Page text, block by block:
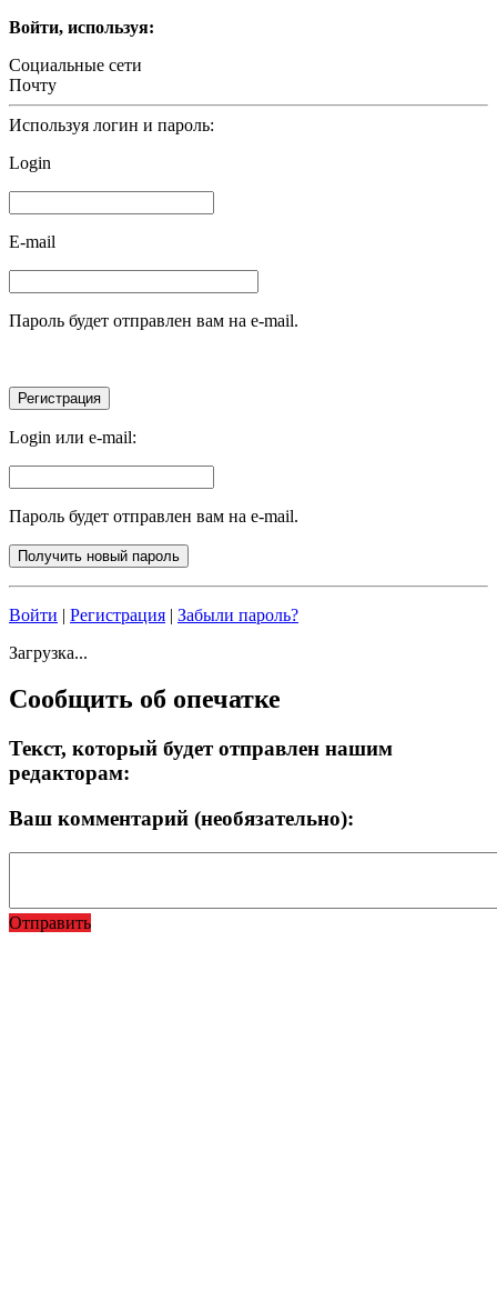
Войти, используя:
Социальные сети
Почту
Используя логин и пароль:
Login
E-mail
Пароль будет отправлен вам на e-mail.
Login или e-mail:
Пароль будет отправлен вам на e-mail.
Войти | Регистрация | Забыли пароль?
Загрузка...
Сообщить об опечатке
Текст, который будет отправлен нашим
редакторам:
Ваш комментарий (необязательно):
Отправить